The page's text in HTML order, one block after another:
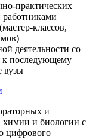
практических
работниками
классов,
деятельности со
к последующему
вузы
и
химии и биологии с
цифрового